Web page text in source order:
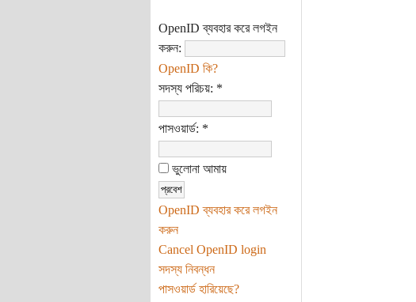
OpenID ব্যবহার করে লগইন
করুন:
OpenID কি?
সদস্য পরিচয়: *
পাসওয়ার্ড: *
ভুলোনা আমায়
OpenID ব্যবহার করে লগইন
করুন
Cancel OpenID login
সদস্য নিবন্ধন
পাসওয়ার্ড হারিয়েছে?